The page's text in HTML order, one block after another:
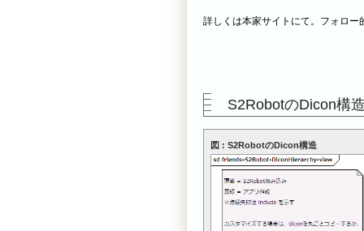
詳しくは本家サイトにて。フォロ
S2RobotのDicon構
図 : S2RobotのDicon構造